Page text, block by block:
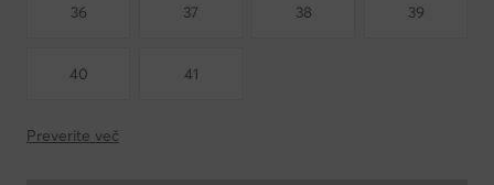
36 37 38 39
40 41
Preverite več